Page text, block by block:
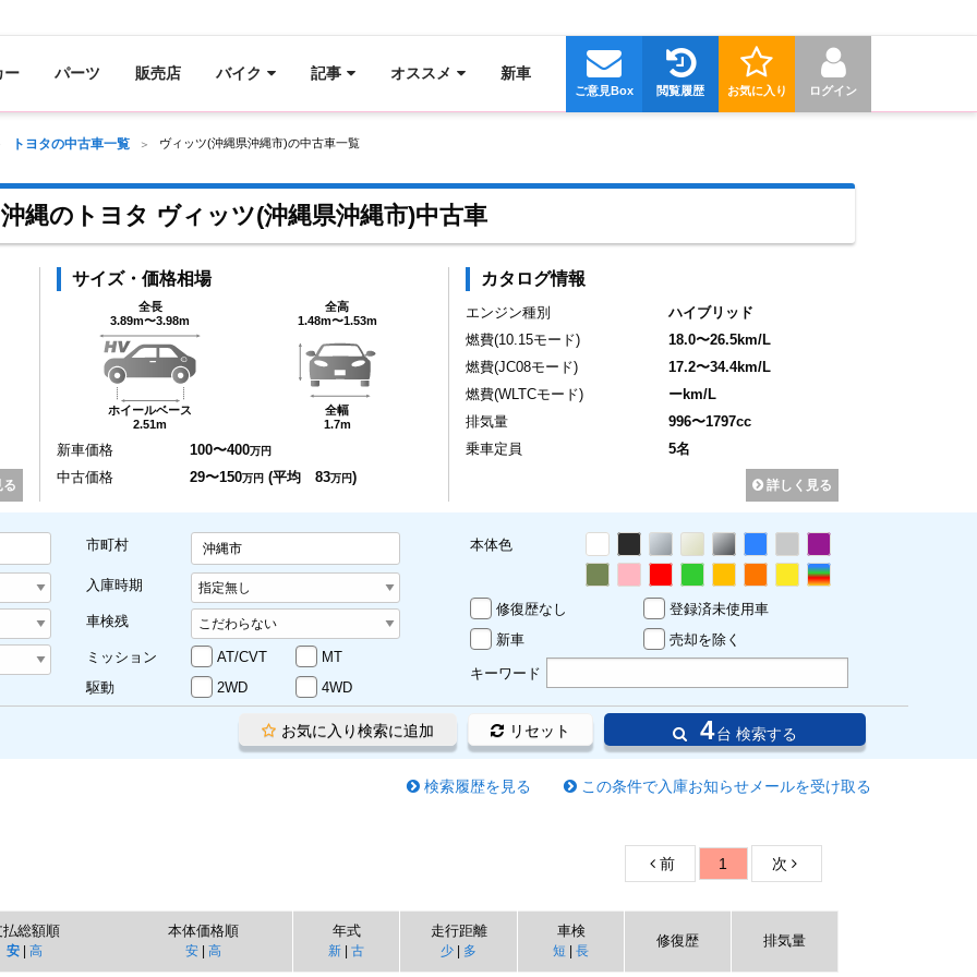
ー パーツ 販売店 バイク 記事 オススメ 新車
ログイン
お気に入り
閲覧履歴
ご意見Box
トヨタの中古車一覧 ヴィッツ(沖縄県沖縄市)の中古車一覧
沖縄のトヨタ ヴィッツ(沖縄県沖縄市)中古車
サイズ・価格相場
全長
3.89m〜3.98m
ホイールベース
2.51m
全高
1.48m〜1.53m
全幅
1.7m
新車価格 100〜400万円
中古価格 29〜150万円 (平均 83万円)
カタログ情報
エンジン種別
ハイブリッド
燃費(10.15モード)
18.0〜26.5km/L
燃費(JC08モード)
17.2〜34.4km/L
燃費(WLTCモード)
ーkm/L
排気量
996〜1797cc
乗車定員
5名
詳しく見る
市町村 沖縄市
入庫時期
車検残
ミッション AT/CVT
MT
駆動
2WD 4WD
本体色
修復歴なし
登録済未使用車
新車
売却を除く
キーワード
4台 検索する
リセット
お気に入り検索に追加
この条件で入庫お知らせメールを受け取る
検索履歴を見る
前 1 次
払総額順
安| 高
本体価格順
安| 高
年式
新 | 古
走行距離
少 | 多
車検
短 | 長
修復歴 排気量